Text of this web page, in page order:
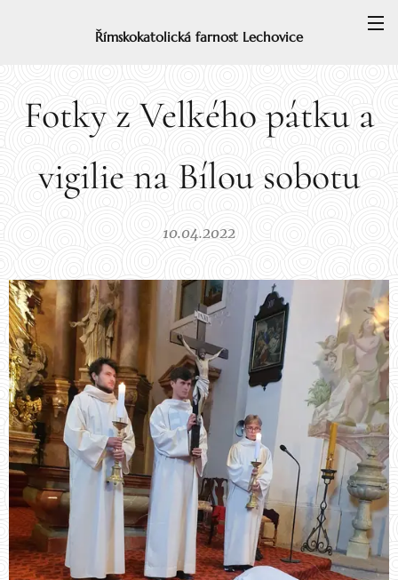
Římskokatolická farnost Lechovice
Fotky z Velkého pátku a
vigilie na Bílou sobotu
10.04.2022